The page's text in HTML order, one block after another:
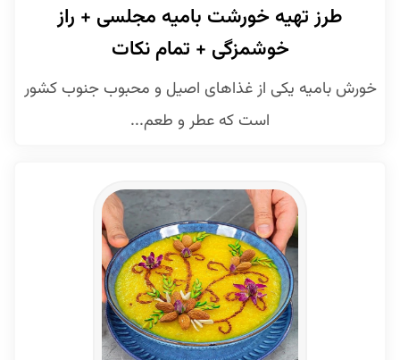
طرز تهیه خورشت بامیه مجلسی + راز
خوشمزگی + تمام نکات
خورش بامیه یکی از غذاهای اصیل و محبوب جنوب کشور
است که عطر و طعم...